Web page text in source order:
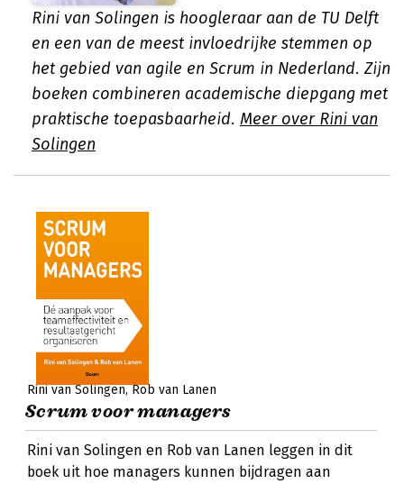
Rini van Solingen is hoogleraar aan de TU Delft
en een van de meest invloedrijke stemmen op
het gebied van agile en Scrum in Nederland. Zijn
boeken combineren academische diepgang met
praktische toepasbaarheid. Meer over Rini van
Solingen
Rini van Solingen Rob van Lanen
Scrum voor managers
Rini van Solingen en Rob van Lanen leggen in dit
boek uit hoe managers kunnen bijdragen aan